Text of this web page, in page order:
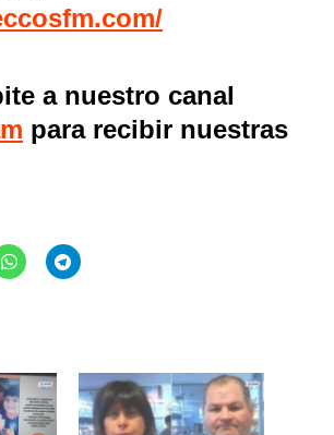
a nuestro canal
para recibir nuestras